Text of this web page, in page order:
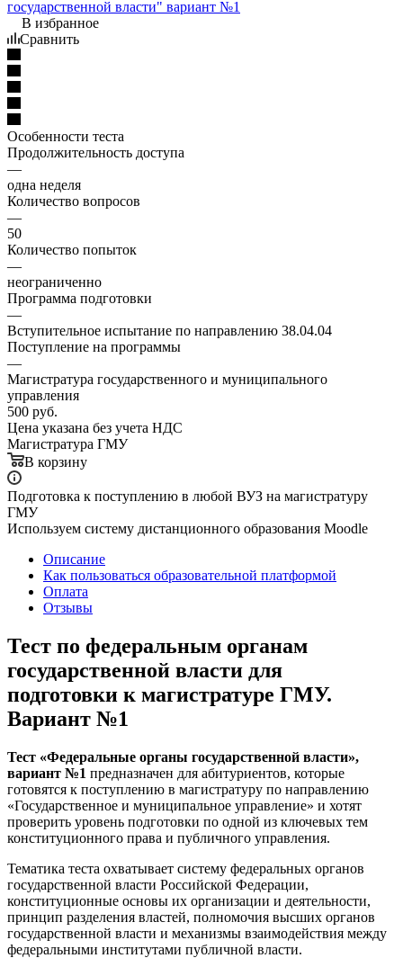
В избранное
Сравнить
Особенности теста
Продолжительность доступа
—
одна неделя
Количество вопросов
—
50
Количество попыток
—
неограниченно
Программа подготовки
—
Вступительное испытание по направлению 38.04.04
Поступление на программы
—
Магистратура государственного и муниципального
управления
500 руб.
Цена указана без учета НДС
Магистратура ГМУ
В корзину
Подготовка к поступлению в любой ВУЗ на магистратуру
ГМУ
Используем систему дистанционного образования Moodle
Описание
Как пользоваться образовательной платформой
Оплата
Отзывы
Тест по федеральным органам
государственной власти для
подготовки к магистратуре ГМУ.
Вариант №1
Тест «Федеральные органы государственной власти»,
вариант №1 предназначен для абитуриентов, которые
готовятся к поступлению в магистратуру по направлению
«Государственное и муниципальное управление» и хотят
проверить уровень подготовки по одной из ключевых тем
конституционного права и публичного управления.
Тематика теста охватывает систему федеральных органов
государственной власти Российской Федерации,
конституционные основы их организации и деятельности,
принцип разделения властей, полномочия высших органов
государственной власти и механизмы взаимодействия между
федеральными институтами публичной власти.